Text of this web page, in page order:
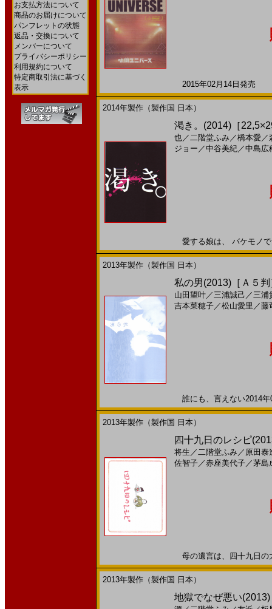
お支払方法について
商品のお届けについて
パンフレットの状態
返品・交換について
メンバーについて
プライバシーポリシー
利用規約について
特定商取引法に基づく
表示
2015年02月14日発売
2014年製作（製作国 日本）
渇き。(2014)［
也／二階堂ふみ／橋本愛／
ジョー ／中谷美紀／中島広
愛する娘は、 バケモノ
2013年製作（製作国 日本）
私の男(2013)［Ａ５判
山田望叶／三浦誠己 ／三浦
吉本菜穂子／松山愛里 ／藤
誰にも、言えない2014
2013年製作（製作国 日本）
四十九日のレシピ
将生 ／二階堂ふみ／ 原田泰
佐智子／赤座美代子／茅島
母の遺言は、四十九日
2013年製作（製作国 日本）
地獄でなぜ悪い